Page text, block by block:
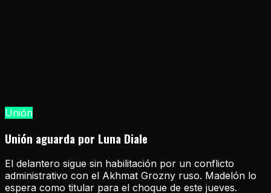
Unión
Unión aguarda por Luna Diale
El delantero sigue sin habilitación por un conflicto
administrativo con el Akhmat Grozny ruso. Madelón lo
espera como titular para el choque de este jueves.